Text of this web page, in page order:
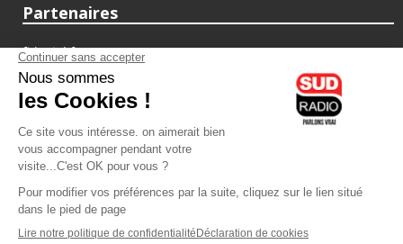
Partenaires
fiducial.fr
lyoncapitale.fr
olympique-et-lyonnais.com
L'application Iphone / Android
Téléchargez l'application
Les cookies